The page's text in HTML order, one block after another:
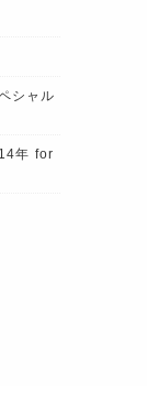
シャル
年 for